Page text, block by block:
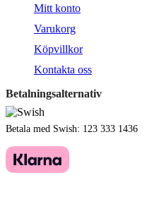
Mitt konto
Varukorg
Köpvillkor
Kontakta oss
Betalningsalternativ
Betala med Swish: 123 333 1436